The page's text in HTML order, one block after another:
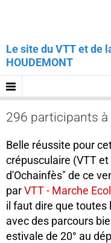
Le site du VTT et de
HOUDEMONT
296 participants
Belle réussite pour
crépusculaire (VTT
d'Ochainfès" de ce
parVTT - Marche
il faut dire que
avec des parcours
estivale de 20° au